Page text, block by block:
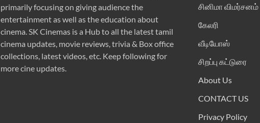
primarily focusing on giving audience the
entertainment as well as the education about
cinema. SK Cinemas is a Hub to all the latest tamil
cinema updates, movie reviews, trivia & Box office
collections, latest videos, etc. Keep following for
more cine updates.
சினிமா விமர்சனம்
கேலரி
வீடியோஸ்
சிறப்பு கட்டுரை
About Us
CONTACT US
Privacy Policy